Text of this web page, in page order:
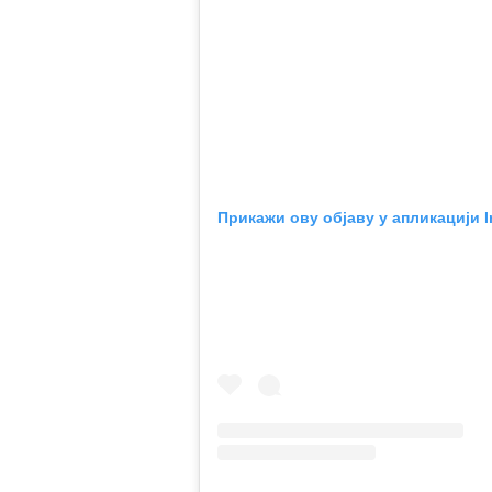
Прикажи ову објаву у апликацији